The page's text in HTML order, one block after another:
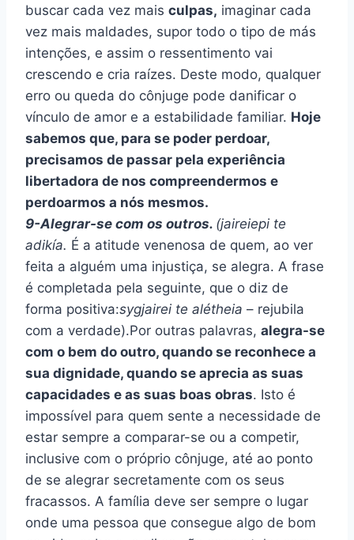
buscar cada vez mais culpas, imaginar cada
vez mais maldades, supor todo o tipo de más
intenções, e assim o ressentimento vai
crescendo e cria raízes. Deste modo, qualquer
erro ou queda do cônjuge pode danificar o
vínculo de amor e a estabilidade familiar. Hoje
sabemos que, para se poder perdoar,
precisamos de passar pela experiência
libertadora de nos compreendermos e
perdoarmos a nós mesmos.
9-Alegrar-se com os outros. (jaireiepi te
adikía. É a atitude venenosa de quem, ao ver
feita a alguém uma injustiça, se alegra. A frase
é completada pela seguinte, que o diz de
forma positiva:sygjairei te alétheia – rejubila
com a verdade).Por outras palavras, alegra-se
com o bem do outro, quando se reconhece a
sua dignidade, quando se aprecia as suas
capacidades e as suas boas obras. Isto é
impossível para quem sente a necessidade de
estar sempre a comparar-se ou a competir,
inclusive com o próprio cônjuge, até ao ponto
de se alegrar secretamente com os seus
fracassos. A família deve ser sempre o lugar
onde uma pessoa que consegue algo de bom